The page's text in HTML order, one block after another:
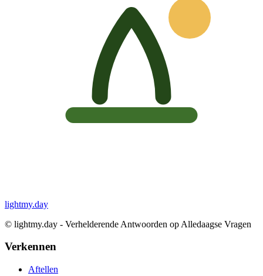
lightmy.day
© lightmy.day - Verhelderende Antwoorden op Alledaagse Vragen
Verkennen
Aftellen